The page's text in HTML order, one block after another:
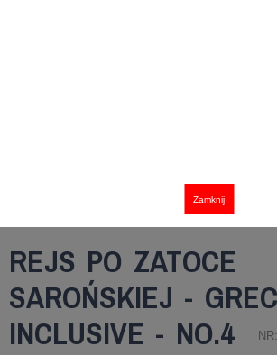
Zamknij
REJS PO ZATOCE
SAROŃSKIEJ -
INCLUSIVE - NO.4